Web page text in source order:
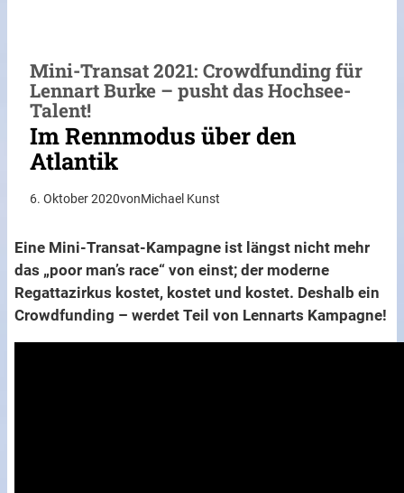
Mini-Transat 2021: Crowdfunding für
Lennart Burke – pusht das Hochsee-
Talent!
Im Rennmodus über den
Atlantik
6. Oktober 2020vonMichael Kunst
Eine Mini-Transat-Kampagne ist längst nicht mehr
das „poor man’s race“ von einst; der moderne
Regattazirkus kostet, kostet und kostet. Deshalb ein
Crowdfunding – werdet Teil von Lennarts Kampagne!